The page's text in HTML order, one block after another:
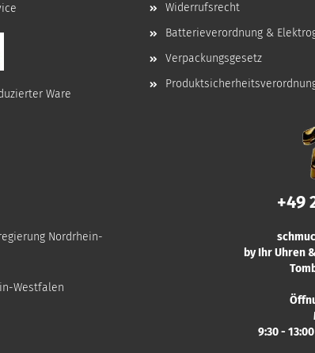
Ware
Widerrufsrecht
Batterieverordnung &
Verpackungsgesetz
Nordrhein-
Westfalen
+49
by Ihr Uhren
9:30 -